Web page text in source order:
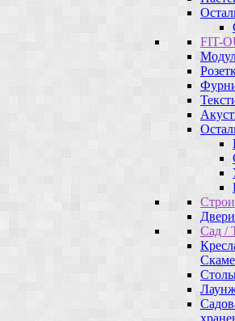
FIT-
Двери
Сад /
Лаунж